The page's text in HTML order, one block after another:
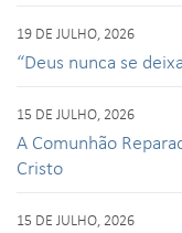
19 DE JULHO, 2026
“Deus nunca se
15 DE JULHO, 2026
A Comunhão
Cristo
15 DE JULHO, 2026